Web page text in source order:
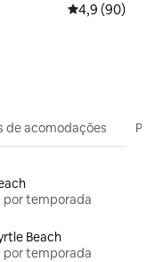
4,9 de uma
4,9 (90)
de acomodações
por temporada
Beach
por temporada